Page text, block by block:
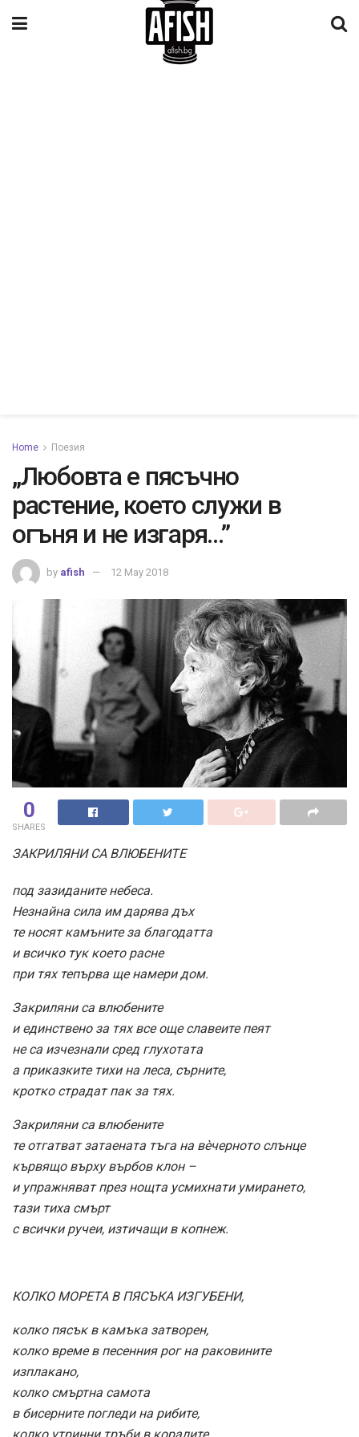
Home Поезия
„Любовта е пясъчно
растение, което служи в
огъня и не изгаря…”
by afish 12 May 2018
0
SHARES
ЗАКРИЛЯНИ СА ВЛЮБЕНИТЕ
под зазиданите небеса.
Незнайна сила им дарява дъх
те носят камъните за благодатта
и всичко тук което расне
при тях тепърва ще намери дом.
Закриляни са влюбените
и единствено за тях все още славеите пеят
не са изчезнали сред глухотата
а приказките тихи на леса, сърните,
кротко страдат пак за тях.
Закриляни са влюбените
те отгатват затаената тъга на вèчерното слънце
кървящо върху върбов клон –
и упражняват през нощта усмихнати умирането,
тази тиха смърт
с всички ручеи, изтичащи в копнеж.
КОЛКО МОРЕТА В ПЯСЪКА ИЗГУБЕНИ,
колко пясък в камъка затворен,
колко време в песенния рог на раковините
изплакано,
колко смъртна самота
в бисерните погледи на рибите,